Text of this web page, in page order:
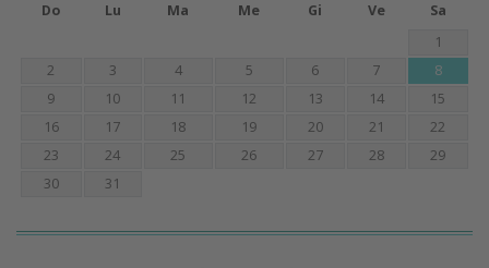
Do Lu Ma Me Gi Ve
Sa
1
2
3 4 5 6 7
8
9
10 11 12 13 14
15
16
17 18 19 20 21
22
23
24 25 26 27 28
29
30
31